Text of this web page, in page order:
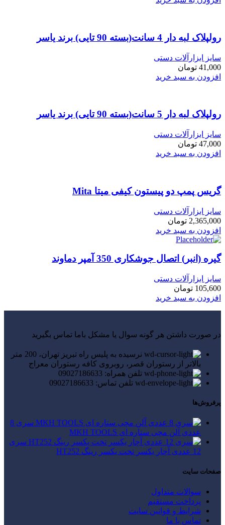
رولپلاک لبه دار 4 سانت(بسته 90 تایی) برند یاسر
سایز ابزارآلات دستی
41,000 تومان
افزودن به سبد خرید
رولپلاک لبه دار 5 سانت(بسته 90 تایی) برند یاسر
سایز ابزارآلات دستی
47,000 تومان
افزودن به سبد خرید
گریس پمپ دو پیستون کیفی میتا Mita
سایز ابزارآلات دستی
2,365,000 تومان
افزودن به سبد خرید
گیره (انبر) اتصال جوشکاری 350 آمپر دماوند
سایز ابزارآلات دستی
105,600 تومان
افزودن به سبد خرید
در صورت داشتن هر گونه سوال یا مشکل باما تماس بگیرید
نرسیده به پلیس راه تبریز تهران، 200 متر
بالاتر از رستوران قصر، روبروی کافه رستوران معراج
تلفن همراه: 09027186633
تلفن تماس: 09027186633
پرفروش‌ها
سری 8
عددی آلن مچی ستاره ای MKH TOOLS
سری
12 عددی آچار یکسر تخت یکسر رینگ HT252
صفحات سایت
سوالات متداول
پرداخت مستقیم
شرایط و قوانین سایت
تماس با ما